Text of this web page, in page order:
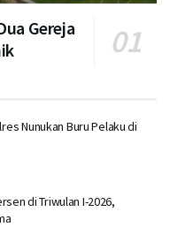
Gereja
Nunukan Buru Pelaku di
di Triwulan I-2026,